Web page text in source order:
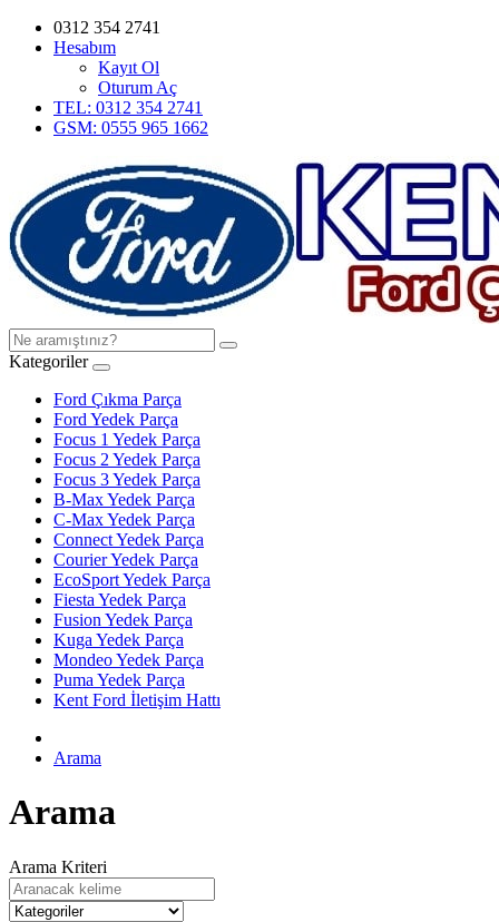
0312 354 2741
Hesabım
Kayıt Ol
Oturum Aç
TEL: 0312 354 2741
GSM: 0555 965 1662
Kategoriler
Ford Çıkma Parça
Ford Yedek Parça
Focus 1 Yedek Parça
Focus 2 Yedek Parça
Focus 3 Yedek Parça
B-Max Yedek Parça
C-Max Yedek Parça
Connect Yedek Parça
Courier Yedek Parça
EcoSport Yedek Parça
Fiesta Yedek Parça
Fusion Yedek Parça
Kuga Yedek Parça
Mondeo Yedek Parça
Puma Yedek Parça
Kent Ford İletişim Hattı
Arama
Arama
Arama Kriteri